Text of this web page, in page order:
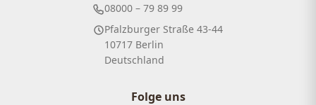
08000 – 79 89 99
Pfalzburger Straße 43-44
10717 Berlin
Deutschland
Folge uns